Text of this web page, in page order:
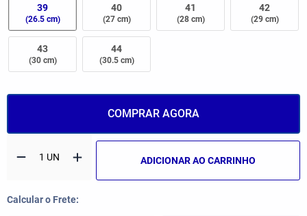
39
(26.5 cm)
40
(27 cm)
41
(28 cm)
42
(29 cm)
43
(30 cm)
44
(30.5 cm)
COMPRAR AGORA
ADICIONAR AO CARRINHO